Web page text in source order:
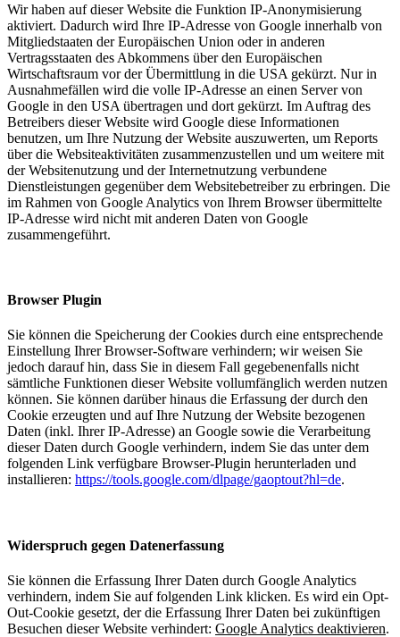
Wir haben auf dieser Website die Funktion IP-Anonymisierung
aktiviert. Dadurch wird Ihre IP-Adresse von Google innerhalb von
Mitgliedstaaten der Europäischen Union oder in anderen
Vertragsstaaten des Abkommens über den Europäischen
Wirtschaftsraum vor der Übermittlung in die USA gekürzt. Nur in
Ausnahmefällen wird die volle IP-Adresse an einen Server von
Google in den USA übertragen und dort gekürzt. Im Auftrag des
Betreibers dieser Website wird Google diese Informationen
benutzen, um Ihre Nutzung der Website auszuwerten, um Reports
über die Websiteaktivitäten zusammenzustellen und um weitere mit
der Websitenutzung und der Internetnutzung verbundene
Dienstleistungen gegenüber dem Websitebetreiber zu erbringen. Die
im Rahmen von Google Analytics von Ihrem Browser übermittelte
IP-Adresse wird nicht mit anderen Daten von Google
zusammengeführt.
Browser Plugin
Sie können die Speicherung der Cookies durch eine entsprechende
Einstellung Ihrer Browser-Software verhindern; wir weisen Sie
jedoch darauf hin, dass Sie in diesem Fall gegebenenfalls nicht
sämtliche Funktionen dieser Website vollumfänglich werden nutzen
können. Sie können darüber hinaus die Erfassung der durch den
Cookie erzeugten und auf Ihre Nutzung der Website bezogenen
Daten (inkl. Ihrer IP-Adresse) an Google sowie die Verarbeitung
dieser Daten durch Google verhindern, indem Sie das unter dem
folgenden Link verfügbare Browser-Plugin herunterladen und
installieren: https://tools.google.com/dlpage/gaoptout?hl=de.
Widerspruch gegen Datenerfassung
Sie können die Erfassung Ihrer Daten durch Google Analytics
verhindern, indem Sie auf folgenden Link klicken. Es wird ein Opt-
Out-Cookie gesetzt, der die Erfassung Ihrer Daten bei zukünftigen
Besuchen dieser Website verhindert: Google Analytics deaktivieren.